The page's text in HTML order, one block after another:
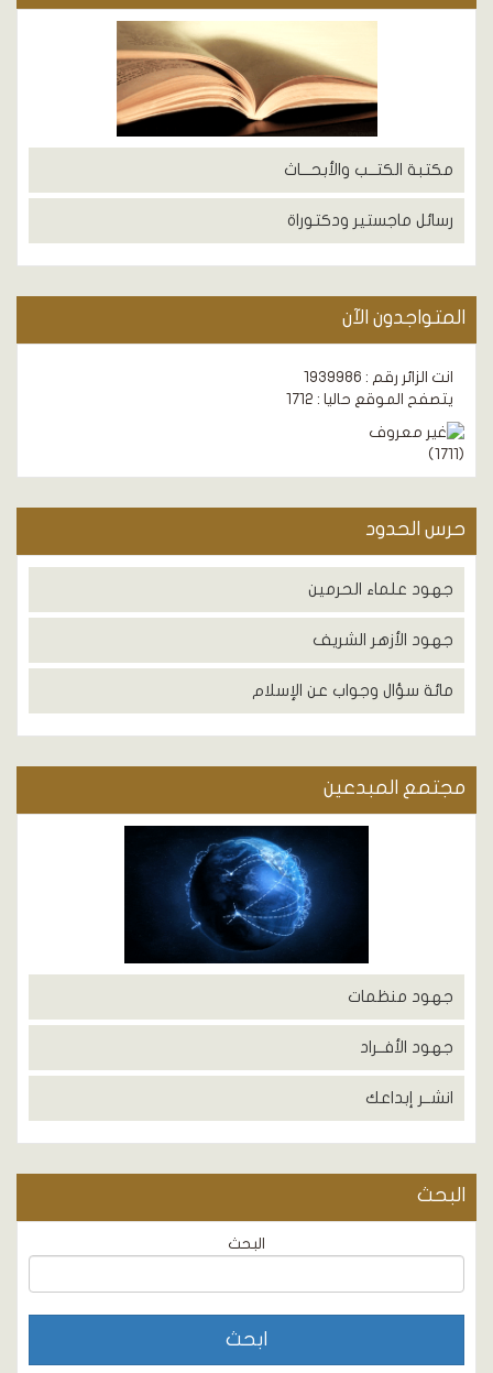
مكتبة الكتــب والأبحـــاث
رسائل ماجستير ودكتوراة
المتواجدون الآن
انت الزائر رقم : 1939986
يتصفح الموقع حاليا : 1712
(
1711
)
حرس الحدود
جهود علماء الحرمين
جهود الأزهر الشريف
مائة سؤال وجواب عن الإسلام
مجتمع المبدعين
جهود منظمات
جهود الأفــراد
انشــر إبداعك
البحث
البحث